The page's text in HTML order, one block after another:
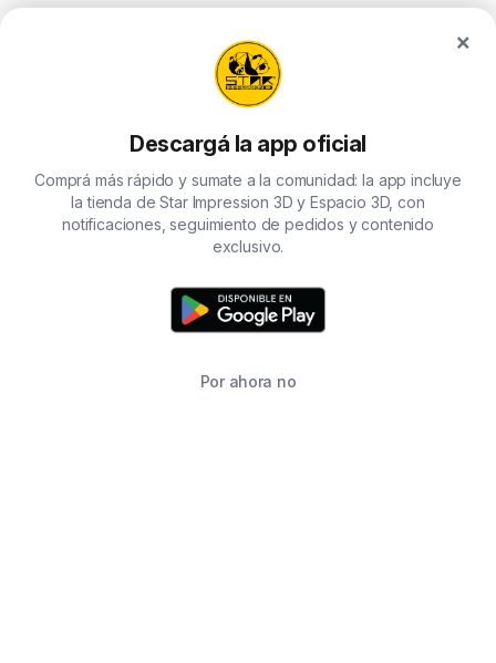
×
Descargá la app oficial
Comprá más rápido y sumate a la comunidad: la app incluye
la tienda de Star Impression 3D y Espacio 3D, con
notificaciones, seguimiento de pedidos y contenido
exclusivo.
Por ahora no